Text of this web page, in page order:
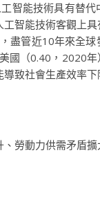
智能技術具有替
工智能技術客觀上
盡管近10年來全
國（0.40，2020
致社會生產效率
勞動力供需矛盾